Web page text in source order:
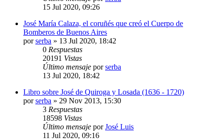
15 Jul 2020, 09:26
José María Calaza, el coruñés que creó el Cuerpo de
Bomberos de Buenos Aires
porserba » 13 Jul 2020, 18:42
0 Respuestas
20191 Vistas
Último mensaje porserba
13 Jul 2020, 18:42
Libro sobre José de Quiroga y Losada (1636 - 1720)
porserba » 29 Nov 2013, 15:30
3 Respuestas
18598 Vistas
Último mensaje porJosé Luis
11 Jul 2020, 09:16